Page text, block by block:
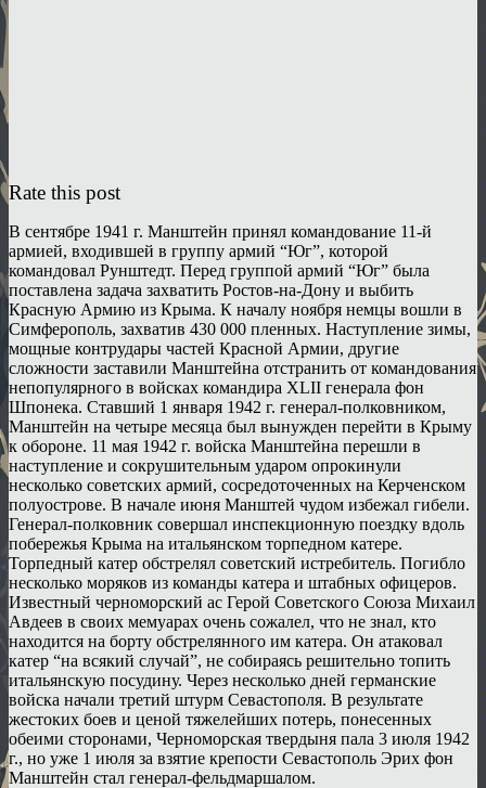
Rate this post
В сентябре 1941 г. Манштейн принял командование 11-й
армией, входившей в группу армий “Юг”, которой
командовал Рунштедт. Перед группой армий “Юг” была
поставлена задача захватить Ростов-на-Дону и выбить
Красную Армию из Крыма. К началу ноября немцы вошли в
Симферополь, захватив 430 000 пленных. Наступление зимы,
мощные контрудары частей Красной Армии, другие
сложности заставили Манштейна отстранить от командования
непопулярного в войсках командира XLII генерала фон
Шпонека. Ставший 1 января 1942 г. генерал-полковником,
Манштейн на четыре месяца был вынужден перейти в Крыму
к обороне. 11 мая 1942 г. войска Манштейна перешли в
наступление и сокрушительным ударом опрокинули
несколько советских армий, сосредоточенных на Керченском
полуострове. В начале июня Манштей чудом избежал гибели.
Генерал-полковник совершал инспекционную поездку вдоль
побережья Крыма на итальянском торпедном катере.
Торпедный катер обстрелял советский истребитель. Погибло
несколько моряков из команды катера и штабных офицеров.
Известный черноморский ас Герой Советского Союза Михаил
Авдеев в своих мемуарах очень сожалел, что не знал, кто
находится на борту обстрелянного им катера. Он атаковал
катер “на всякий случай”, не собираясь решительно топить
итальянскую посудину. Через несколько дней германские
войска начали третий штурм Севастополя. В результате
жестоких боев и ценой тяжелейших потерь, понесенных
обеими сторонами, Черноморская твердыня пала 3 июля 1942
г., но уже 1 июля за взятие крепости Севастополь Эрих фон
Манштейн стал генерал-фельдмаршалом.